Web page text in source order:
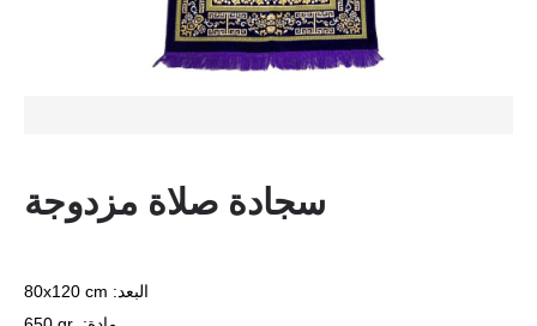
سجادة صلاة مزدوجة
80x120 cm :البعد